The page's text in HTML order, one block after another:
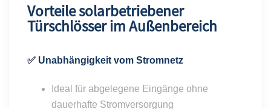
Vorteile solarbetriebener
Türschlösser im Außenbereich
✅ Unabhängigkeit vom Stromnetz
Ideal für abgelegene Eingänge ohne
dauerhafte Stromversorgung